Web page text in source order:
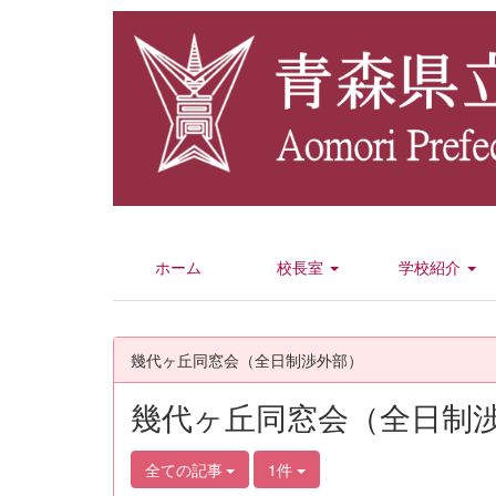
ホーム 校長室 学校紹介
幾代ヶ丘同窓会（全日制渉外部）
幾代ヶ丘同窓会（全日制
全ての記事 1件